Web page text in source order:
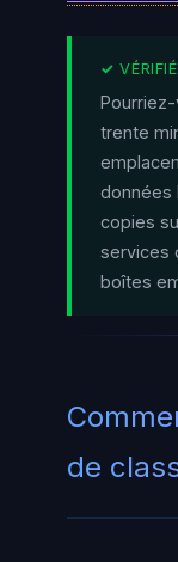
trente
données
copies
services
boîtes
de